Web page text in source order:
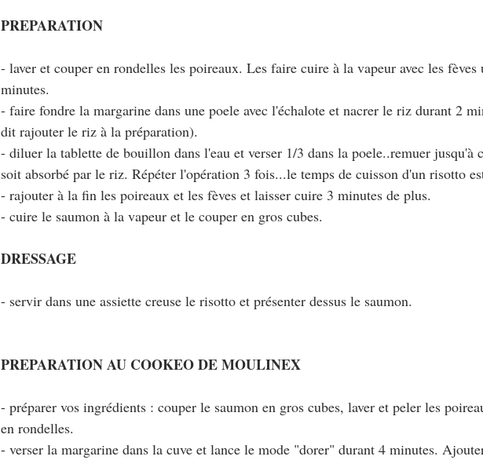
PREPARATION
- laver et couper en rondelles les poireaux. Les faire cuire à la vapeur avec les fèves
minutes.
- faire fondre la margarine dans une poele avec l'échalote et nacrer le riz durant 2
dit rajouter le riz à la préparation).
- diluer la tablette de bouillon dans l'eau et verser 1/3 dans la poele..remuer jusqu'à
soit absorbé par le riz. Répéter l'opération 3 fois...le temps de cuisson d'un risotto
- rajouter à la fin les poireaux et les fèves et laisser cuire 3 minutes de plus.
- cuire le saumon à la vapeur et le couper en gros cubes.
DRESSAGE
- servir dans une assiette creuse le risotto et présenter dessus le saumon.
PREPARATION AU COOKEO DE MOULINEX
- préparer vos ingrédients : couper le saumon en gros cubes, laver et peler les
en rondelles.
- verser la margarine dans la cuve et lance le mode "dorer" durant 4 minutes.